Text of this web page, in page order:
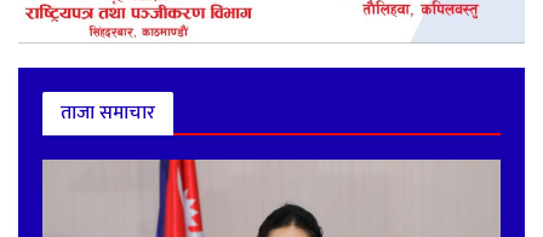
ताजा समाचार